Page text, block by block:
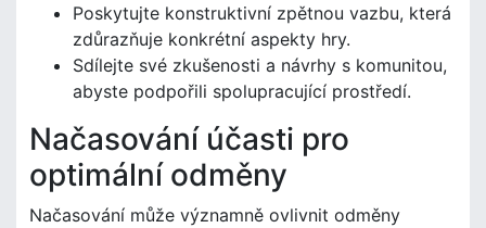
Poskytujte konstruktivní zpětnou vazbu, která
zdůrazňuje konkrétní aspekty hry.
Sdílejte své zkušenosti a návrhy s komunitou,
abyste podpořili spolupracující prostředí.
Načasování účasti pro
optimální odměny
Načasování může významně ovlivnit odměny